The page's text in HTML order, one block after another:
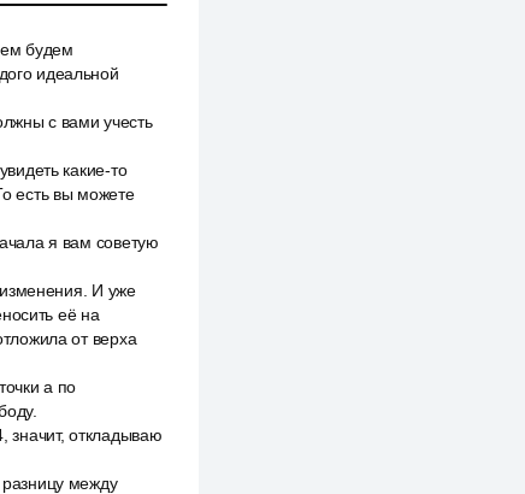
будем
идеальной
с вами учесть
какие-то
есть вы можете
я вам советую
изменения. И уже
её на
от верха
а по
откладываю
между